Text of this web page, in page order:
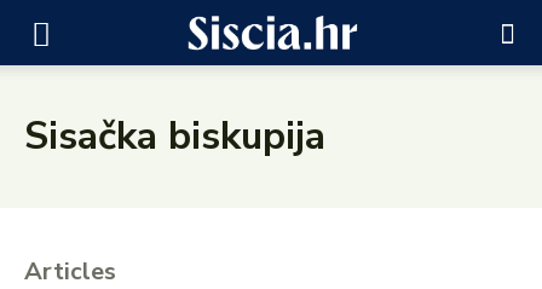
Sisačka biskupija
Articles